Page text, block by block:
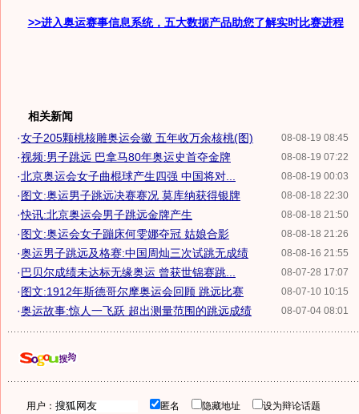
>>进入奥运赛事信息系统，五大数据产品助您了解实时比赛进程
相关新闻
08-08-19 08:45
·女子205颗桃核雕奥运会徽 五年收万余核桃(图)
08-08-19 07:22
·视频:男子跳远 巴拿马80年奥运史首夺金牌
08-08-19 00:03
·北京奥运会女子曲棍球产生四强 中国将对...
08-08-18 22:30
·图文:奥运男子跳远决赛赛况 莫库纳获得银牌
08-08-18 21:50
·快讯:北京奥运会男子跳远金牌产生
08-08-18 21:26
·图文:奥运会女子蹦床何雯娜夺冠 姑娘合影
08-08-16 21:55
·奥运男子跳远及格赛:中国周灿三次试跳无成绩
08-07-28 17:07
·巴贝尔成绩未达标无缘奥运 曾获世锦赛跳...
08-07-10 10:15
·图文:1912年斯德哥尔摩奥运会回顾 跳远比赛
08-07-04 08:01
·奥运故事:惊人一飞跃 超出测量范围的跳远成绩
用户： 匿名 隐藏地址
设为辩论话题